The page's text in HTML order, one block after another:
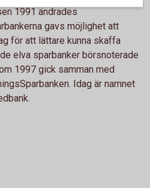
1991 ändrades
gavs möjlighet att
för att lättare kunna skaffa
elva sparbanker börsnoterade
1997 gick samman med
Idag är namnet